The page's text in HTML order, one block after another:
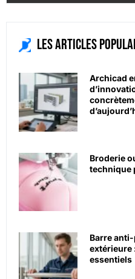
Les articles
Archicad
Broderie
technique
Barre
extérieure
essentiels